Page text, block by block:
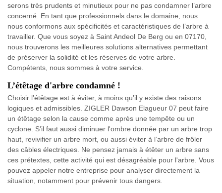
serons très prudents et minutieux pour ne pas condamner l’arbre
concerné. En tant que professionnels dans le domaine, nous
nous conformons aux spécificités et caractéristiques de l’arbre à
travailler. Que vous soyez à Saint Andeol De Berg ou en 07170,
nous trouverons les meilleures solutions alternatives permettant
de préserver la solidité et les réserves de votre arbre.
Compétents, nous sommes à votre service.
L’étêtage d'arbre condamné !
Choisir l’étêtage est à éviter, à moins qu’il y existe des raisons
logiques et admissibles. ZIGLER Dawson Elagueur 07 peut faire
un étêtage selon la cause comme après une tempête ou un
cyclone. S’il faut aussi diminuer l'ombre donnée par un arbre trop
haut, revivifier un arbre mort, ou aussi éviter à l’arbre de frôler
des câbles électriques. Ne pensez jamais à étêter un arbre sans
ces prétextes, cette activité qui est désagréable pour l'arbre. Vous
pouvez appeler notre entreprise pour analyser directement la
situation, notamment pour prévenir tous dangers.